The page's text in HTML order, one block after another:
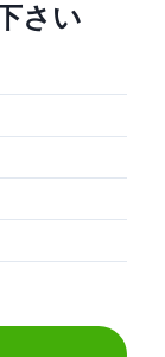
さい